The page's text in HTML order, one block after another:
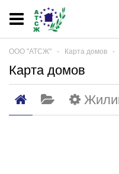
ООО "АТСЖ" ‐ Карта домов ‐
Карта домов